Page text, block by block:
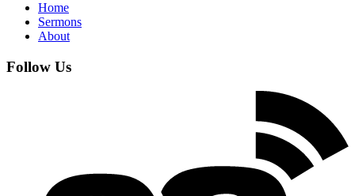
Home
Sermons
About
Follow Us